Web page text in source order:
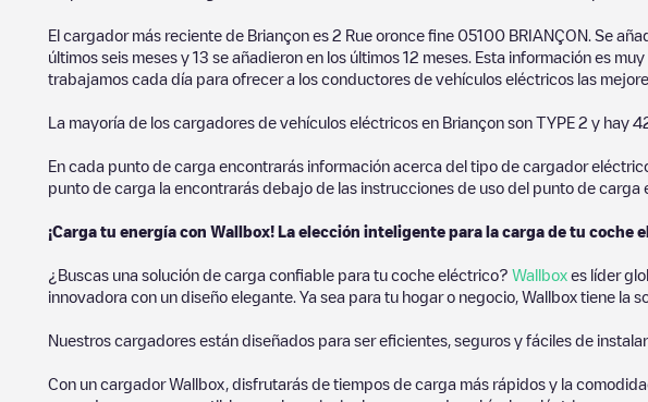
El cargador más reciente de Briançon es 2 Rue oronce fine 05100 BRIANÇON . Se
últimos seis meses y 13 se añadieron en los últimos 12 meses. Esta información es
trabajamos cada día para ofrecer a los conductores de vehículos eléctricos las
La mayoría de los cargadores de vehículos eléctricos en Briançon son TYPE 2 y hay
En cada punto de carga encontrarás información acerca del tipo de cargador
punto de carga la encontrarás debajo de las instrucciones de uso del punto de
¡Carga tu energía con Wallbox! La elección inteligente para la carga de tu coche
¿Buscas una solución de carga confiable para tu coche eléctrico? Wallbox es líder
innovadora con un diseño elegante. Ya sea para tu hogar o negocio, Wallbox tiene la
Nuestros cargadores están diseñados para ser eficientes, seguros y fáciles de
Con un cargador Wallbox, disfrutarás de tiempos de carga más rápidos y la